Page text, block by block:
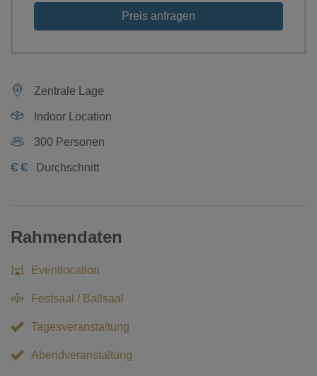
Preis anfragen
Zentrale Lage
Indoor Location
300 Personen
€ € Durchschnitt
Rahmendaten
Eventlocation
Festsaal / Ballsaal
Tagesveranstaltung
Abendveranstaltung